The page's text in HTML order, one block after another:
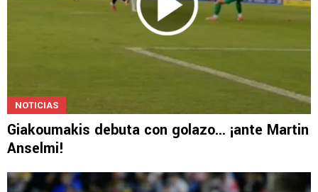
NOTICIAS
Giakoumakis debuta con golazo... ¡ante Martin
Anselmi!